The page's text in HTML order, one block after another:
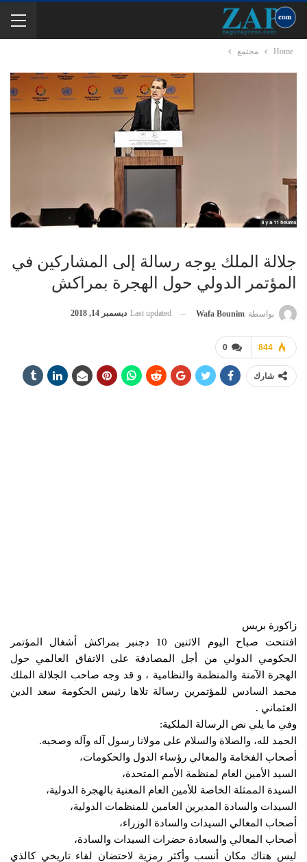
Home مجتمع
جلالة الملك يوجه رسالة إلى المشاركين في
المؤتمر الدولي حول الهجرة بمراكش
بواسطة Wafa Bounim
Last updated ديسمبر 14, 2018
0 844
شارك
زاكورة بريس
افتتحت صباح اليوم الاثنين 10 دجنبر بمراكش أشغال المؤتمر
الحكومي الدولي من أجل المصادقة على الاتفاق العالمي حول
الهجرة الآمنة والمنظمة والنظامية ، و قد وجه صاحب الجلالة الملك
محمد السادس للمؤتمرين رسالة تلاها رئيس الحكومة سعد الدين
العثماني .
وفي ما يلي نص الرسالة الملكية:
الحمد لله، والصلاة والسلام على مولانا رسول آله وآله وصحبه.
أصحاب الفخامة والمعالي رؤساء الدول والحكومات،
السيد الأمين العام لمنظمة الأمم المتحدة،
السيدة الممثلة الخاصة للأمين العام المعنية بالهجرة الدولية،
السيدات والسادة المديرين العامين للمنظمات الدولية،
أصحاب المعالي السيدات والسادة الوزراء،
أصحاب المعالي والسعادة حضرات السيدات والسادة،
ليس هناك مكان أنسب وأكثر رمزية لاحتضان لقاء تاريخي كالذي